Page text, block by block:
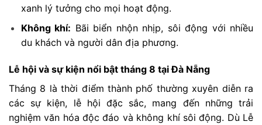
xanh lý tưởng cho mọi hoạt động.
Không khí: Bãi biển nhộn nhịp, sôi động với nhiều
du khách và người dân địa phương.
Lễ hội và sự kiện nổi bật tháng 8 tại Đà Nẵng
Tháng 8 là thời điểm thành phố thường xuyên diễn ra
các sự kiện, lễ hội đặc sắc, mang đến những trải
nghiệm văn hóa độc đáo và không khí sôi động. Dù Lễ